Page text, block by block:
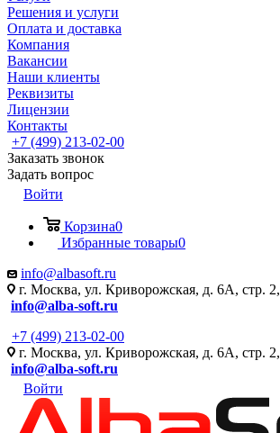
Решения и услуги
Оплата и доставка
Компания
Вакансии
Наши клиенты
Реквизиты
Лицензии
Контакты
+7 (499) 213-02-00
Заказать звонок
Задать вопрос
Войти
Корзина0
Избранные товары0
info@albasoft.ru
г. Москва, ул. Криворожская, д. 6А,
info@alba-soft.ru
+7 (499) 213-02-00
г. Москва, ул. Криворожская, д. 6А,
info@alba-soft.ru
Войти